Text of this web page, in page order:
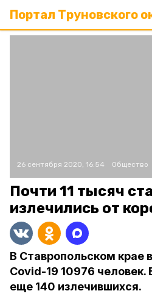
Портал Труновского
26 сентября 2020, 16:54 Общество
Почти 11 тысяч
излечились от
В Ставропольском крае
Covid-19 10976
еще 140 излечившихся.